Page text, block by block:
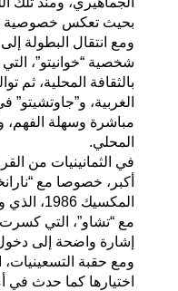
بحيث تعكس خصوصية
شخصية “خوانيتو”،
بالثقافة المحلية، ثم
الغربية،
مباشرة وسهلة الفهم،
المحلي.
في الثمانينيات من
أكبر، خصوصا مع
مع “تشاو”، التي كسرت
إشارة واضحة إلى
ومع حقبة